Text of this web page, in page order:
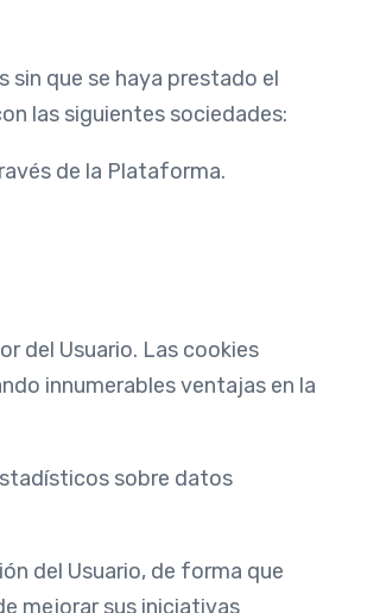
que se haya prestado el
las siguientes sociedades:
de la Plataforma.
del Usuario. Las cookies
innumerables ventajas en la
sobre datos
del Usuario, de forma que
mejorar sus iniciativas